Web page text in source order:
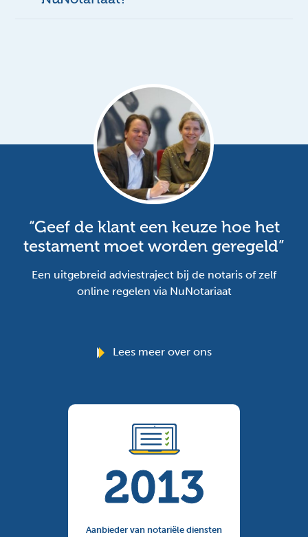
“Geef de klant een keuze hoe het
testament moet worden geregeld”
Een uitgebreid adviestraject bij de notaris of zelf
online regelen via NuNotariaat
Lees meer over ons
Aanbieder van notariële diensten